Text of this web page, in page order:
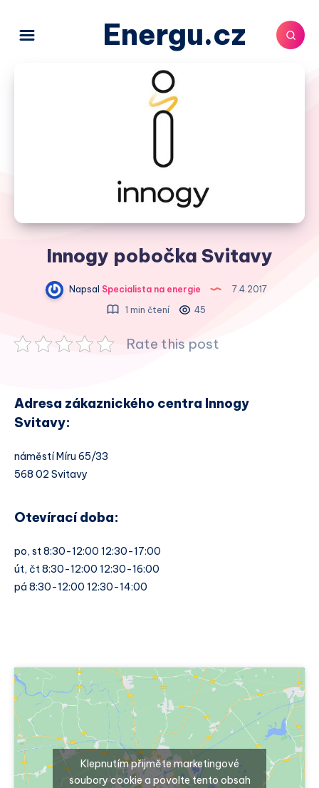
Energu.cz
Innogy pobočka Svitavy
Napsal Specialista na energie
7.4.2017
1 min čtení
45
Rate this post
Adresa zákaznického centra Innogy
Svitavy:
náměstí Míru 65/33
568 02 Svitavy
Otevírací doba:
po, st 8:30-12:00 12:30-17:00
út, čt 8:30-12:00 12:30-16:00
pá 8:30-12:00 12:30-14:00
Klepnutím přijměte marketingové
soubory cookie a povolte tento obsah